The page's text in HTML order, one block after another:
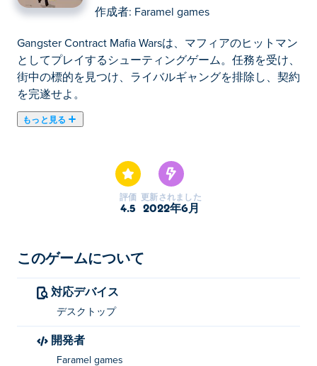
作成者: Faramel games
Gangster Contract Mafia Warsは、マフィアのヒットマン
としてプレイするシューティングゲーム。任務を受け、
街中の標的を見つけ、ライバルギャングを排除し、契約
を完遂せよ。
もっと見る
評価
4.5
更新されました
2022年6月
このゲームについて
対応デバイス
デスクトップ
開発者
Faramel games